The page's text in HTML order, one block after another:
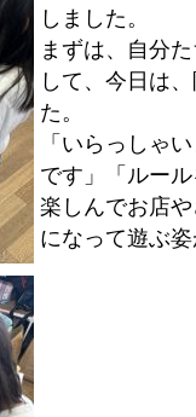
しました。
まずは、自分
して、今日は
た。
「いらっしゃ
です」「ルール
楽しんでお店
になって遊ぶ姿